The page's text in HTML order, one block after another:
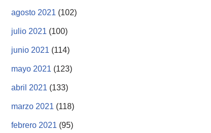
agosto 2021 (102)
julio 2021 (100)
junio 2021 (114)
mayo 2021 (123)
abril 2021 (133)
marzo 2021 (118)
febrero 2021 (95)